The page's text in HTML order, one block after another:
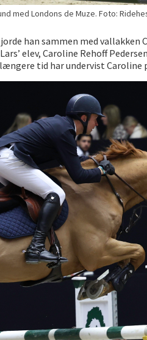
med Londons de Muze. Foto:
han sammen med vallakken
elev, Caroline Rehoff
tid har undervist Caroline